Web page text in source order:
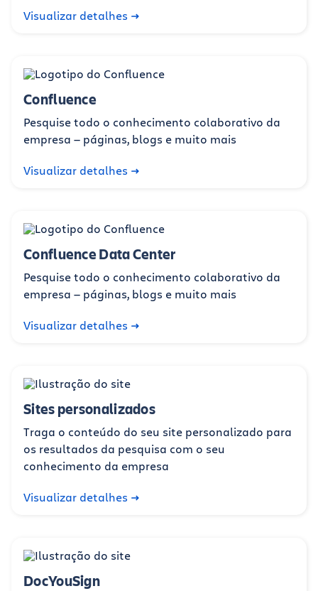
Visualizar detalhes
Confluence
Pesquise todo o conhecimento colaborativo da
empresa — páginas, blogs e muito mais
Visualizar detalhes
Confluence Data Center
Pesquise todo o conhecimento colaborativo da
empresa — páginas, blogs e muito mais
Visualizar detalhes
Sites personalizados
Traga o conteúdo do seu site personalizado para
os resultados da pesquisa com o seu
conhecimento da empresa
Visualizar detalhes
DocYouSign